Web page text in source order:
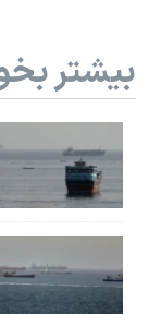
بیشتر